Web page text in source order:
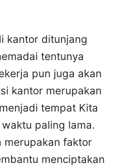
kantor ditunjang
tentunya
pun juga akan
kantor merupakan
tempat Kita
paling lama.
merupakan faktor
menciptakan